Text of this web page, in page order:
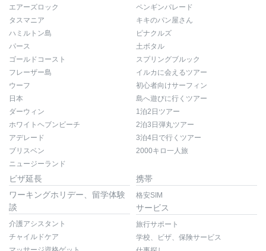
エアーズロック
タスマニア
ハミルトン島
パース
ゴールドコースト
フレーザー島
ウーフ
日本
ダーウィン
ホワイトヘブンビーチ
アデレード
ブリスベン
ニュージーランド
ペンギンパレード
キキのパン屋さん
ピナクルズ
土ボタル
スプリングブルック
イルカに会えるツアー
初心者向けサーフィン
島へ遊びに行くツアー
1泊2日ツアー
2泊3日弾丸ツアー
3泊4日で行くツアー
2000キロ一人旅
ビザ延長
ワーキングホリデー、留学体験
談
介護アシスタント
チャイルドケア
携帯
格安SIM
サービス
旅行サポート
学校、ビザ、保険サービス